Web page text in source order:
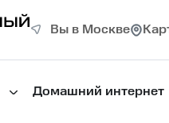
Вы в Москве
Домашний интернет